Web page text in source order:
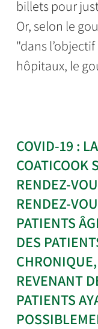
billets pour
Or, selon le
"dans l’objectif
hôpitaux, le
COVID-19 :
COATICOOK
RENDEZ-
RENDEZ-
PATIENTS
DES
REVENANT
PATIENTS